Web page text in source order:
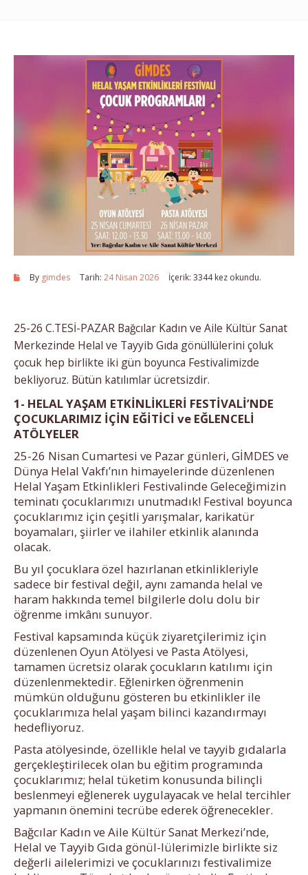
By gimdes Tarih: 24 Nisan 2026 İçerik: 3344 kez okundu.
25-26 C.TESİ-PAZAR Bağcılar Kadın ve Aile Kültür Sanat
Merkezinde Helal ve Tayyib Gıda gönüllülerini çoluk
çocuk hep birlikte iki gün boyunca Festivalimizde
bekliyoruz. Bütün katılımlar ücretsizdir.
1- HELAL YAŞAM ETKİNLİKLERİ FESTİVALİ’NDE
ÇOCUKLARIMIZ İÇİN EĞİTİCİ ve EĞLENCELİ
ATÖLYELER
25-26 Nisan Cumartesi ve Pazar günleri, GİMDES ve
Dünya Helal Vakfı’nın himayelerinde düzenlenen
Helal Yaşam Etkinlikleri Festivalinde Geleceğimizin
teminatı çocuklarımızı unutmadık! Festival boyunca
çocuklarımız için çeşitli yarışmalar, karikatür
boyamaları, şiirler ve ilahiler etkinlik alanında
olacak.
Bu yıl çocuklara özel hazırlanan etkinlikleriyle
sadece bir festival değil, aynı zamanda helal ve
haram hakkında temel bilgilerle dolu dolu bir
öğrenme imkânı sunuyor.
Festival kapsamında küçük ziyaretçilerimiz için
düzenlenen Oyun Atölyesi ve Pasta Atölyesi,
tamamen ücretsiz olarak çocukların katılımı için
düzenlenmektedir. Eğlenirken öğrenmenin
mümkün olduğunu gösteren bu etkinlikler ile
çocuklarımıza helal yaşam bilinci kazandırmayı
hedefliyoruz.
Pasta atölyesinde, özellikle helal ve tayyib gıdalarla
gerçekleştirilecek olan bu eğitim programında
çocuklarımız; helal tüketim konusunda bilinçli
beslenmeyi eğlenerek uygulayacak ve helal tercihler
yapmanın önemini tecrübe ederek öğrenecekler.
Bağcılar Kadın ve Aile Kültür Sanat Merkezi’nde,
Helal ve Tayyib Gıda gönül-lülerimizle birlikte siz
değerli ailelerimizi ve çocuklarınızı festivalimize